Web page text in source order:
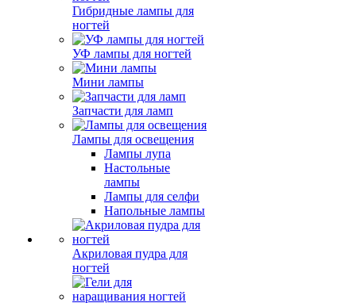
Гибридные лампы для
ногтей
УФ лампы для ногтей
Мини лампы
Запчасти для ламп
Лампы для освещения
Лампы лупа
Настольные
лампы
Лампы для селфи
Напольные лампы
Акриловая пудра для
ногтей